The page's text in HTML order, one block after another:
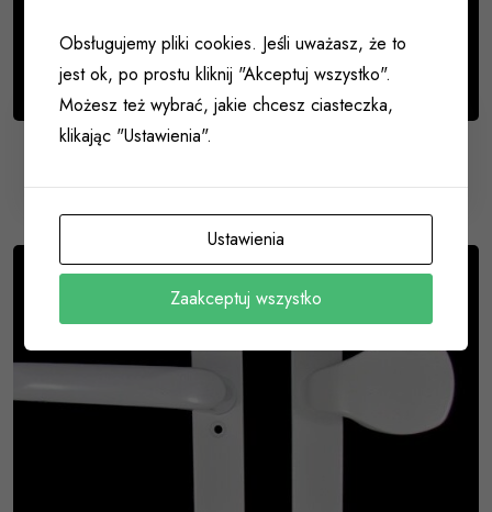
Klamka firmy FAM 92mm z szyldem 204mm lewa
Obsługujemy pliki cookies. Jeśli uważasz, że to
jest ok, po prostu kliknij "Akceptuj wszystko".
Możesz też wybrać, jakie chcesz ciasteczka,
klikając "Ustawienia".
Ustawienia
Zaakceptuj wszystko